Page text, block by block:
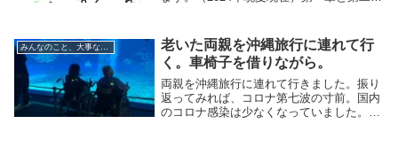
くなったので、最初はバタバタでした。一
気に看取り...
老いた両親を沖縄旅行に連れて行
く。車椅子を借りながら。
両親を沖縄旅行に連れて行きました。振り
返ってみれば、コロナ第七波の寸前。国内
のコロナ感染は少なくなっていました。異